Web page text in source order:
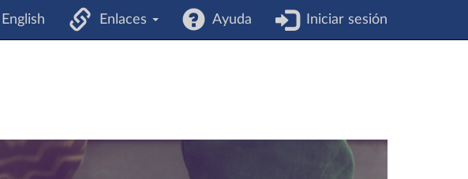
English Enlaces Ayuda Iniciar sesión